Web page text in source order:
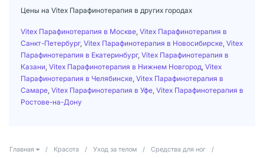
Цены на Vitex Парафинотерапия в других городах
Vitex Парафинотерапия в Москве Vitex Парафинотерапия в
Санкт-Петербург, Vitex Парафинотерапия в Новосибирске Vitex
Парафинотерапия в Екатеринбург, Vitex Парафинотерапия в
Казани Vitex Парафинотерапия в Нижнем Новгород Vitex
Парафинотерапия в Челябинске Vitex Парафинотерапия в
Самаре Vitex Парафинотерапия в Уфе Vitex Парафинотерапия в
Ростове-на-Дону
Главная / Красота / Уход за телом / Средства для ног
/